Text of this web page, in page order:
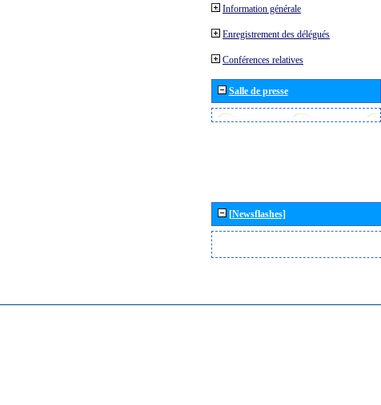
Information générale
Enregistrement des délégués
Conférences relatives
Salle de presse
[Newsflashes]